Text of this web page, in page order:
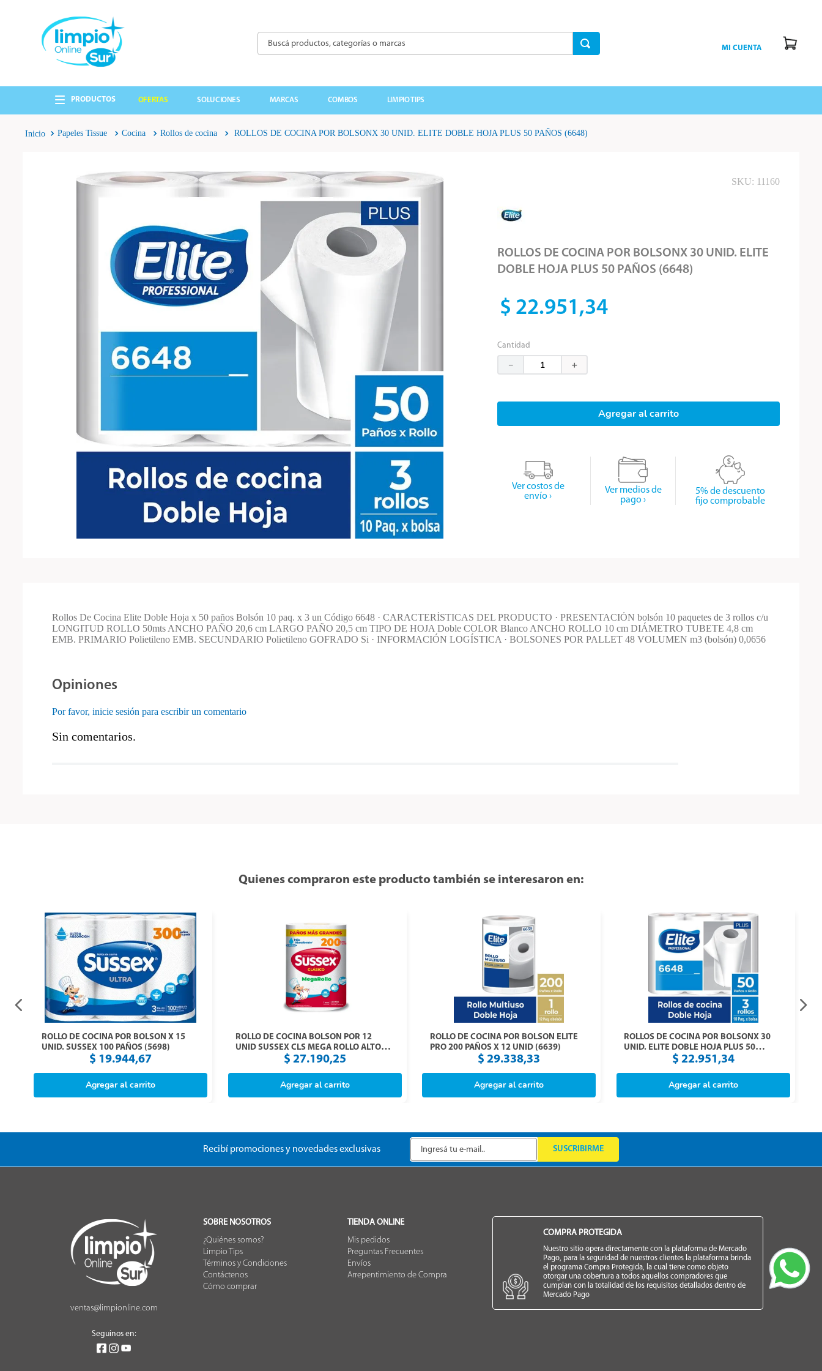
Buscá productos, categorías o marcas
MI CUENTA
OFERTAS SOLUCIONES MARCAS COMBOS LIMPIO TIPS
Papeles Tissue Cocina Rollos de cocina ROLLOS DE COCINA POR BOLSONX 30 UNID. ELITE DOBLE HOJA PLUS 50 PAÑOS (6648)
SKU: 11160
ROLLOS DE COCINA POR BOLSONX 30 UNID. ELITE
DOBLE HOJA PLUS 50 PAÑOS (6648)
$ 22.951,34
Cantidad
＋
－
Agregar al carrito
Ver costos de
envío ›
Ver medios de
pago ›
5% de descuento
fijo comprobable
Rollos De Cocina Elite Doble Hoja x 50 paños Bolsón 10 paq. x 3 un Código 6648 · CARACTERÍSTICAS DEL PRODUCTO · PRESENTACIÓN bolsón 10 paquetes de 3 rollos c/u
LONGITUD ROLLO 50mts ANCHO PAÑO 20,6 cm LARGO PAÑO 20,5 cm TIPO DE HOJA Doble COLOR Blanco ANCHO ROLLO 10 cm DIÁMETRO TUBETE 4,8 cm
EMB. PRIMARIO Polietileno EMB. SECUNDARIO Polietileno GOFRADO Si · INFORMACIÓN LOGÍSTICA · BOLSONES POR PALLET 48 VOLUMEN m3 (bolsón) 0,0656
Opiniones
Por favor, inicie sesión para escribir un comentario
Sin comentarios.
Quienes compraron este producto también se interesaron en:
ROLLO DE COCINA POR BOLSON X 15
UNID. SUSSEX 100 PAÑOS (5698)
$ 19.944,67
Agregar al carrito
ROLLO DE COCINA BOLSON POR 12
UNID SUSSEX CLS MEGA ROLLO ALTO
200 PAÑOS(5708)
$ 27.190,25
Agregar al carrito
ROLLO DE COCINA POR BOLSON ELITE
PRO 200 PAÑOS X 12 UNID (6639)
$ 29.338,33
Agregar al carrito
ROLLOS DE COCINA POR BOLSONX 30
UNID. ELITE DOBLE HOJA PLUS 50
PAÑOS (6648)
$ 22.951,34
Agregar al carrito
Recibí promociones y novedades exclusivas SUSCRIBIRME
ventas@limpionline.com
Seguinos en:
SOBRE NOSOTROS
¿Quiénes somos?
Limpio Tips
Términos y Condiciones
Contáctenos
Cómo comprar
TIENDA ONLINE
Mis pedidos
Preguntas Frecuentes
Envíos
Arrepentimiento de Compra
COMPRA PROTEGIDA
Nuestro sitio opera directamente con la plataforma de Mercado
Pago, para la seguridad de nuestros clientes la plataforma brinda
el programa Compra Protegida, la cual tiene como objeto
otorgar una cobertura a todos aquellos compradores que
cumplan con la totalidad de los requisitos detallados dentro de
Mercado Pago
1.
cepillo
.
papel higienico
5.
guantes
8.
escobillon
9.
jabon liquido
10. mopa